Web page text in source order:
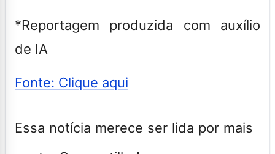
*Reportagem produzida com auxílio
de IA
Fonte: Clique aqui
Essa notícia merece ser lida por mais